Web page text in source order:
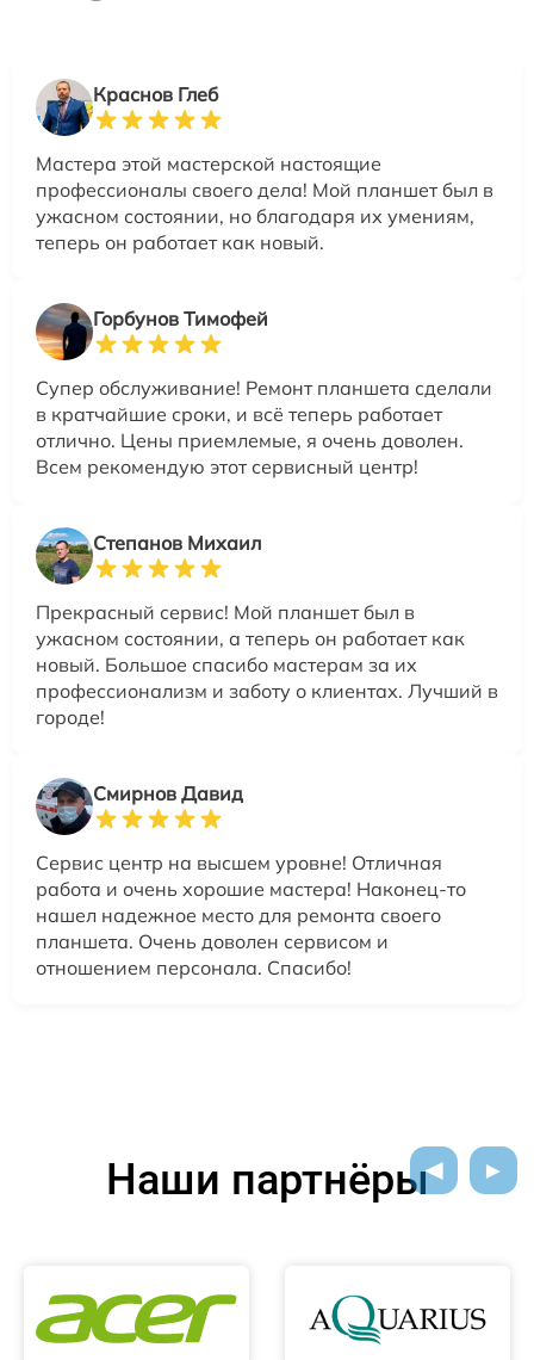
Краснов Глеб
Мастера этой мастерской настоящие
профессионалы своего дела! Мой планшет был в
ужасном состоянии, но благодаря их умениям,
теперь он работает как новый.
Горбунов Тимофей
Супер обслуживание! Ремонт планшета сделали
в кратчайшие сроки, и всё теперь работает
отлично. Цены приемлемые, я очень доволен.
Всем рекомендую этот сервисный центр!
Степанов Михаил
Прекрасный сервис! Мой планшет был в
ужасном состоянии, а теперь он работает как
новый. Большое спасибо мастерам за их
профессионализм и заботу о клиентах. Лучший в
городе!
Смирнов Давид
Сервис центр на высшем уровне! Отличная
работа и очень хорошие мастера! Наконец-то
нашел надежное место для ремонта своего
планшета. Очень доволен сервисом и
отношением персонала. Спасибо!
Наши партнёры